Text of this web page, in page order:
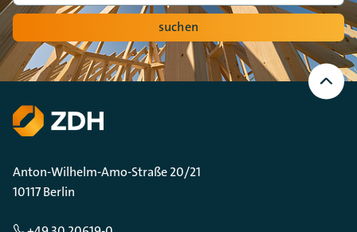
suchen
Nach
oben
Scrollen
Anton-Wilhelm-Amo-Straße 20/21
10117 Berlin